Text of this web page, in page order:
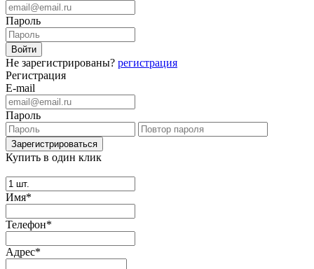
Пароль
Не зарегистрированы? регистрация
Регистрация
E-mail
Пароль
Купить в один клик
Имя*
Телефон*
Адрес*